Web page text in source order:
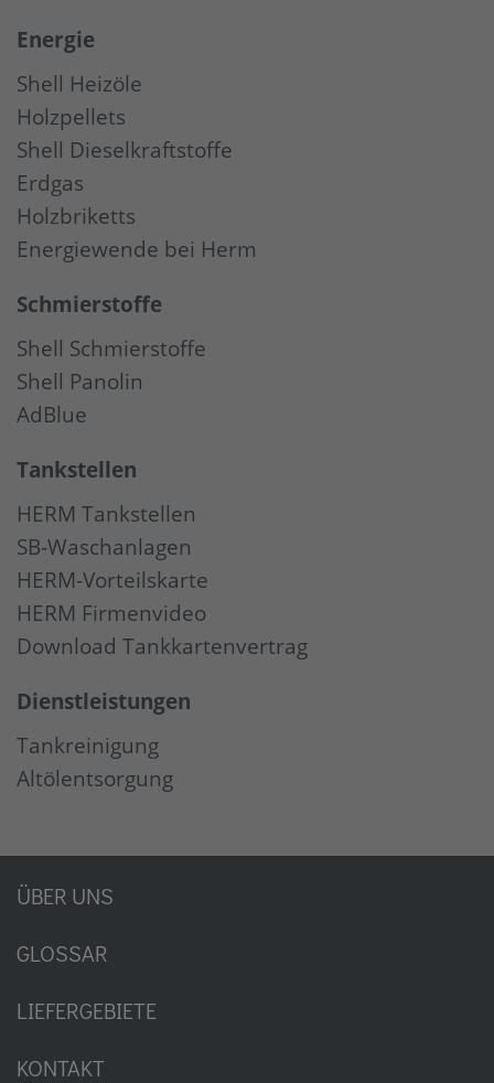
Energie
Shell Heizöle
Holzpellets
Shell Dieselkraftstoffe
Erdgas
Holzbriketts
Energiewende bei Herm
Schmierstoffe
Shell Schmierstoffe
Shell Panolin
AdBlue
Tankstellen
HERM Tankstellen
SB-Waschanlagen
HERM-Vorteilskarte
HERM Firmenvideo
Download Tankkartenvertrag
Dienstleistungen
Tankreinigung
Altölentsorgung
ÜBER UNS
GLOSSAR
LIEFERGEBIETE
KONTAKT